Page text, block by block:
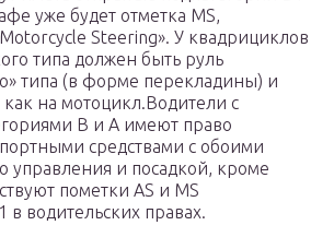
уже будет отметка MS,
Steering». У квадрициклов
типа должен быть руль
типа (в форме перекладины) и
как на мотоцикл.Водители с
B и A имеют право
средствами с обоими
управления и посадкой, кроме
пометки AS и MS
в водительских правах.